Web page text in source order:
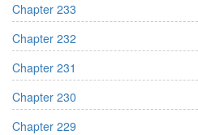
Chapter 233
Chapter 232
Chapter 231
Chapter 230
Chapter 229